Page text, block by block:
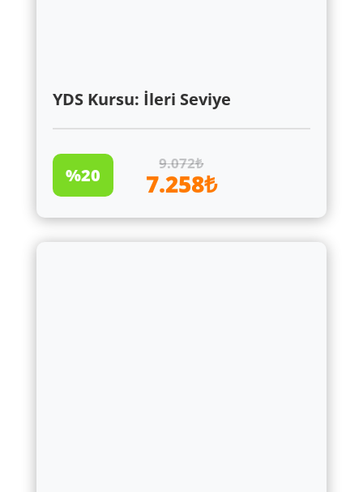
YDS Kursu: İleri Seviye
9.072₺
7.258₺
%20